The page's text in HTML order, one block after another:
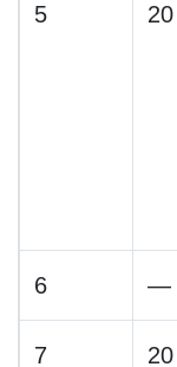
5 20
6 —
7 20